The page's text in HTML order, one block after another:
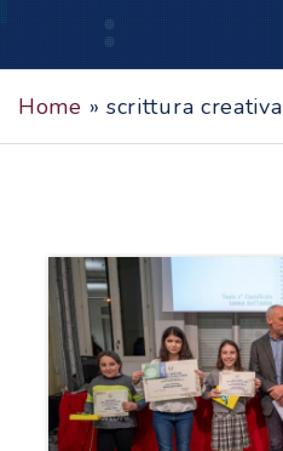
Home » scrittura creativa